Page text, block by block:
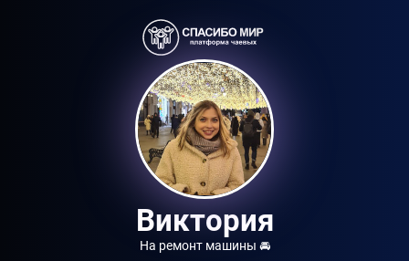
Виктория
На ремонт машины 🚘